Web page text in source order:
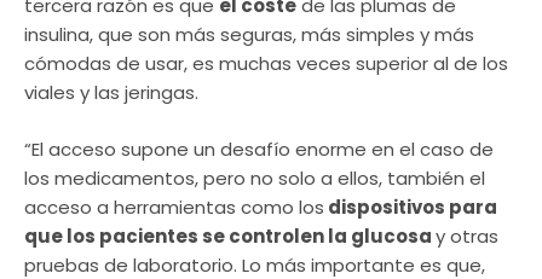
tercera razón es que el costede las plumas de
insulina, que son más seguras, más simples y más
cómodas de usar, es muchas veces superior al de los
viales y las jeringas.
“El acceso supone un desafío enorme en el caso de
los medicamentos, pero no solo a ellos, también el
acceso a herramientas como los dispositivos para
que los pacientes se controlen la glucosay otras
pruebas de laboratorio. Lo más importante es que,